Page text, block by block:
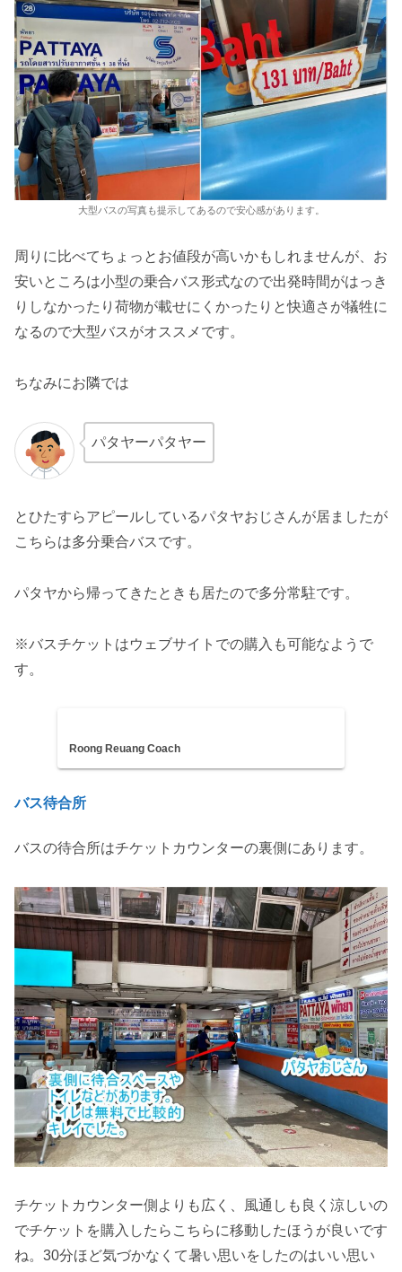
大型バスの写真も提示してあるので安心感があります。
周りに比べてちょっとお値段が高いかもしれませんが、お
安いところは小型の乗合バス形式なので出発時間がはっき
りしなかったり荷物が載せにくかったりと快適さが犠牲に
なるので大型バスがオススメです。
ちなみにお隣では
パタヤーパタヤー
とひたすらアピールしているパタヤおじさんが居ましたが
こちらは多分乗合バスです。
パタヤから帰ってきたときも居たので多分常駐です。
※バスチケットはウェブサイトでの購入も可能なようで
す。
Roong Reuang Coach
バス待合所
バスの待合所はチケットカウンターの裏側にあります。
チケットカウンター側よりも広く、風通しも良く涼しいの
でチケットを購入したらこちらに移動したほうが良いです
ね。30分ほど気づかなくて暑い思いをしたのはいい思い